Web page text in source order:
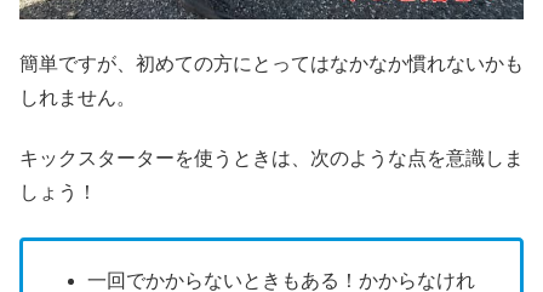
簡単ですが、初めての方にとってはなかなか慣れないかも
しれません。
キックスターターを使うときは、次のような点を意識しま
しょう！
一回でかからないときもある！かからなけれ